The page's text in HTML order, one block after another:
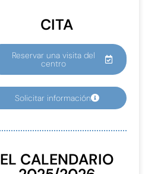
CITA
Reservar una visita del
centro
Solicitar información
EL CALENDARIO